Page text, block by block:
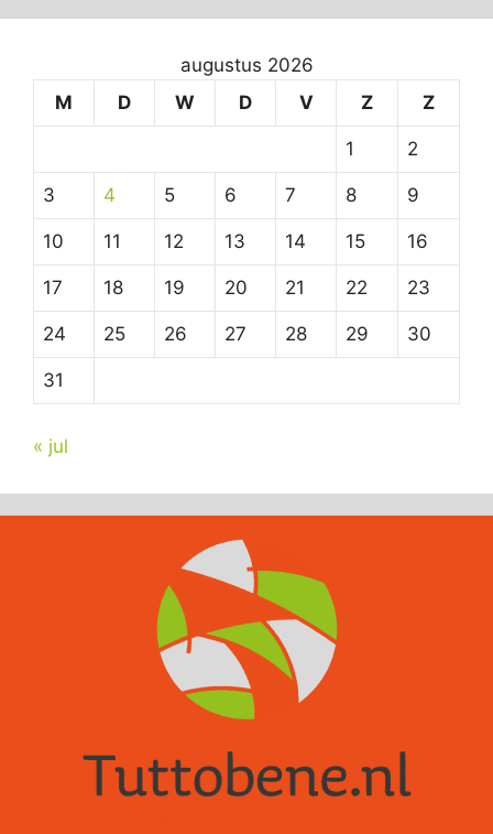
augustus 2026
M
D W D V Z Z
1 2
3 4 5 6 7 8 9
10 11 12 13 14 15 16
17 18 19 20 21 22 23
24 25 26 27 28 29 30
31
« jul